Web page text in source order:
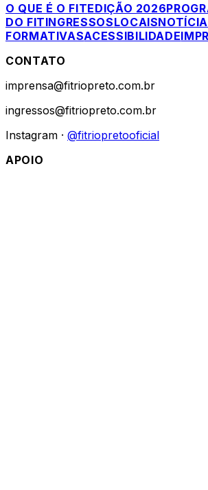
O QUE É O FITEDIÇÃO 2026
DO FITINGRESSOSLOCAIS
FORMATIVASACESSIBILIDADE
CONTATO
imprensa@fitriopreto.com.br
ingressos@fitriopreto.com.br
Instagram · @fitriopretooficial
APOIO